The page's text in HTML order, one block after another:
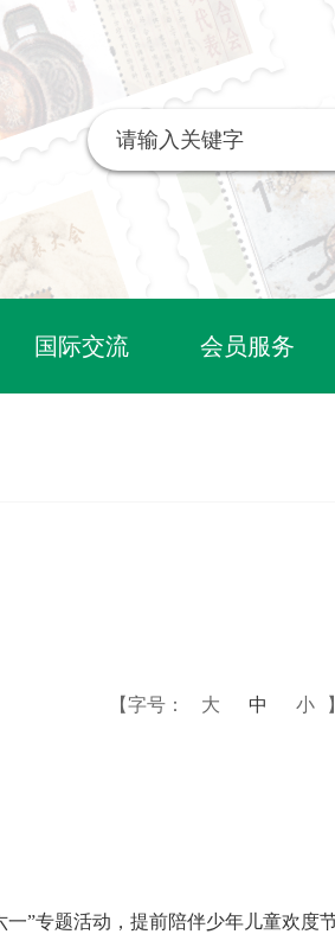
国际交流 会员服务
【字号： 大 中 小 】
”专题活动，提前陪伴少年儿童欢度节